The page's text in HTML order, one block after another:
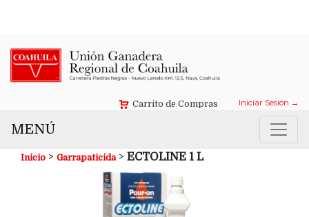
Carrito de Compras Iniciar Sesión →
MENÚ
Inicio > Garrapaticida> ECTOLINE 1 L